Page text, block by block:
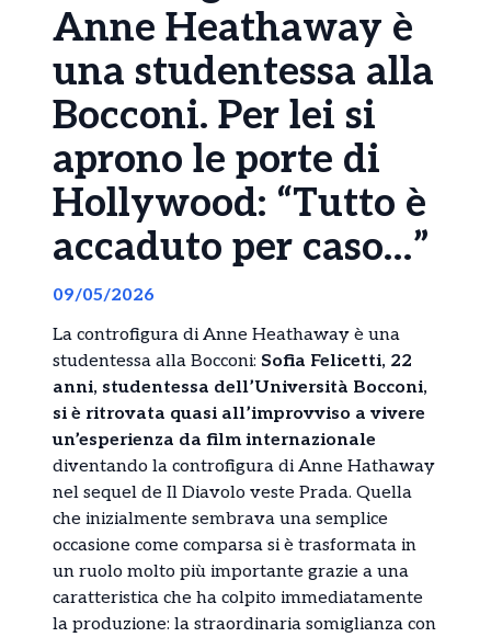
Anne Heathaway è
una studentessa alla
Bocconi. Per lei si
aprono le porte di
Hollywood: “Tutto è
accaduto per caso…”
09/05/2026
La controfigura di Anne Heathaway è una
studentessa alla Bocconi: Sofia Felicetti, 22
anni, studentessa dell’Università Bocconi,
si è ritrovata quasi all’improvviso a vivere
un’esperienza da film internazionale
diventando la controfigura di Anne Hathaway
nel sequel de Il Diavolo veste Prada. Quella
che inizialmente sembrava una semplice
occasione come comparsa si è trasformata in
un ruolo molto più importante grazie a una
caratteristica che ha colpito immediatamente
la produzione: la straordinaria somiglianza con